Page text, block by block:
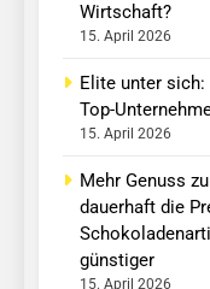
Wirtschaft?
15. April 2026
Elite unter
Top-
15. April 2026
Mehr Genuss
dauerhaft die
günstiger
15. April 2026